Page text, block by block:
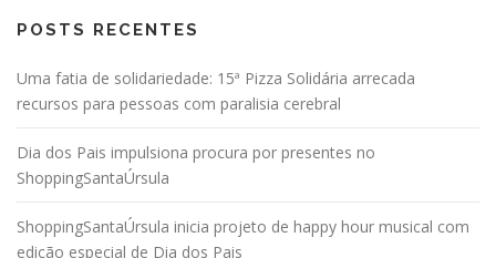
POSTS RECENTES
Uma fatia de solidariedade: 15ª Pizza Solidária arrecada
recursos para pessoas com paralisia cerebral
Dia dos Pais impulsiona procura por presentes no
ShoppingSantaÚrsula
ShoppingSantaÚrsula inicia projeto de happy hour musical com
edição especial de Dia dos Pais